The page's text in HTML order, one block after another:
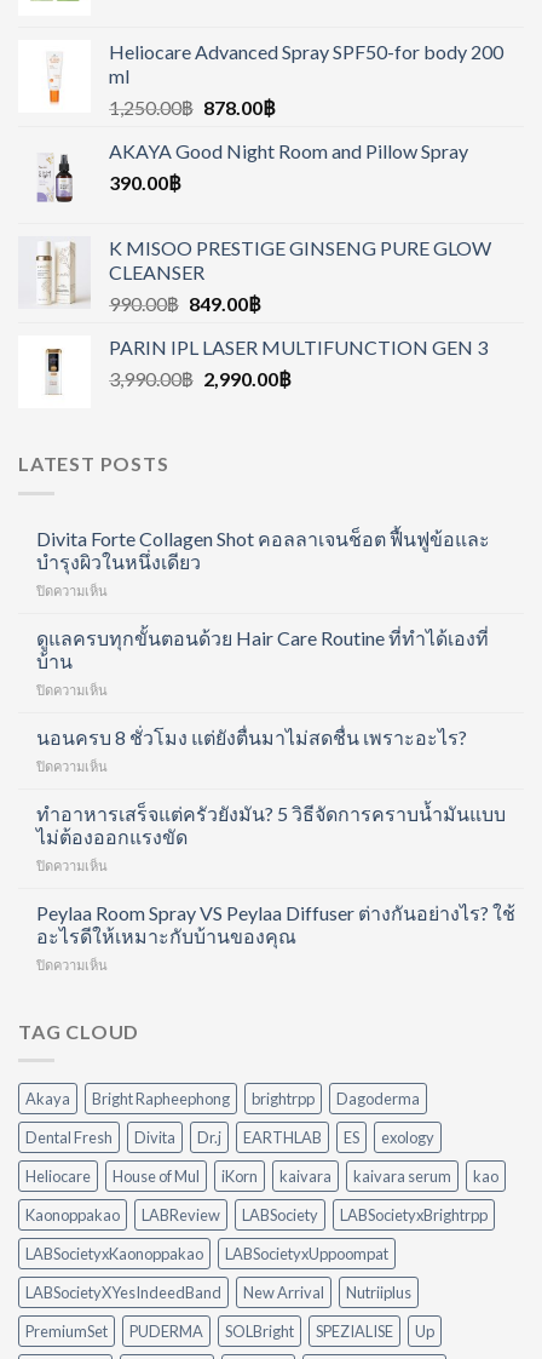
Heliocare Advanced Spray SPF50-for body 200
ml
1,250.00฿ 878.00฿
AKAYA Good Night Room and Pillow Spray
390.00฿
K MISOO PRESTIGE GINSENG PURE GLOW
CLEANSER
990.00฿ 849.00฿
PARIN IPL LASER MULTIFUNCTION GEN 3
3,990.00฿ 2,990.00฿
LATEST POSTS
Divita Forte Collagen Shot คอลลาเจนช็อต ฟื้นฟูข้อและ
บำรุงผิวในหนึ่งเดียว
ปิดความเห็น
Collagen
คอ
ลา
ช็อต
ข้อ
และ
หนึ่ง
เดียว
ดูแลครบทุกขั้นตอนด้วย Hair Care Routine ที่ทำได้เองที่
บ้าน
ปิดความเห็น
ครบ
ทุก
ขั้น
ด้วย
Hair
Routine
ทำได้
เอง
นอนครบ 8 ชั่วโมง แต่ยังตื่นมาไม่สดชื่น เพราะอะไร?
ปิดความเห็น
8
ชั่วโมง
แต่
ตื่น
มา
สดชื่น
ทำอาหารเสร็จแต่ครัวยังมัน? 5 วิธีจัดการคราบน้ำมันแบบ
ไม่ต้องออกแรงขัด
ปิดความเห็น
เสร็จ
แต่
ครัว
5
คราบ
น้ำมัน
แบบ
ไม่
ต้อง
ออกแรง
ขัด
Peylaa Room Spray VS Peylaa Diffuser ต่างกันอย่างไร? ใช้
อะไรดีให้เหมาะกับบ้านของคุณ
ปิดความเห็น
Spray
Diffuser
ต่าง
กัน
อย่างไร?
ใช้
อะไร
ดี
ให้
เหมาะ
กับ
บ้าน
ของ
คุณ
TAG CLOUD
Akaya Bright Rapheephong brightrpp
Dagoderma
Dental Fresh
Divita Dr.j EARTHLAB ES
exology
Heliocare
House of Mul iKorn kaivara kaivara serum
kao
Kaonoppakao
LABReview LABSociety
LABSocietyxBrightrpp
LABSocietyxKaonoppakao
LABSocietyxUppoompat
LABSocietyXYesIndeedBand
New Arrival
Nutriiplus
PremiumSet
PUDERMA SOLBright SPEZIALISE
Up